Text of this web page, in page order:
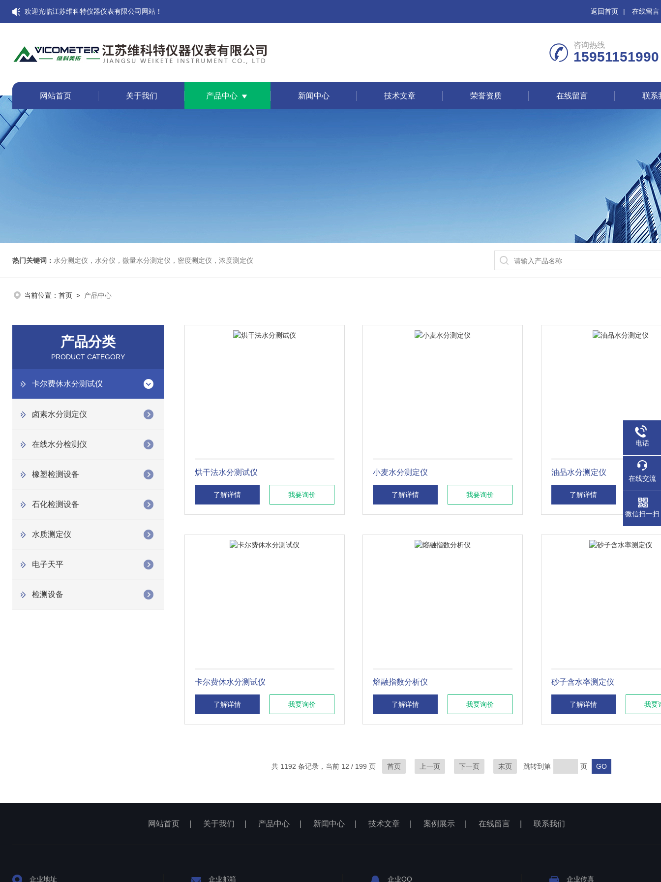
欢迎光临江苏维科特仪器仪表有限公司网站！ 返回首页 | 在线留言
咨询热线
15951151990
网站首页 关于我们 产品中心 新闻中心 技术文章 荣誉资质 在线留言 联系
热门关键词： 水分测定仪，水分仪，微量水分测定仪，密度测定仪，浓度测定仪
当前位置： 首页 > 产品中心
产品分类
PRODUCT CATEGORY
卡尔费休水分测试仪
卤素水分测定仪
在线水分检测仪
橡塑检测设备
石化检测设备
水质测定仪
电子天平
检测设备
烘干法水分测试仪
了解详情 我要询价
小麦水分测定仪
了解详情 我要询价
油品水分测定仪
了解详情
卡尔费休水分测试仪
了解详情 我要询价
熔融指数分析仪
了解详情 我要询价
砂子含水率测定仪
了解详情 我要
共 1192 条记录，当前 12 / 199 页 首页 上一页 下一页 末页 跳转到第 页
网站首页 关于我们 产品中心 新闻中心 技术文章 案例展示 在线留言 联系我们
企业地址 企业邮箱 企业QQ 企业传真
电话
在线交流
微信扫一扫